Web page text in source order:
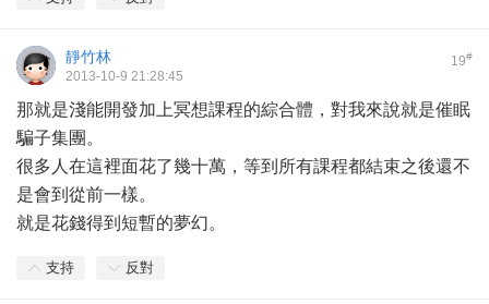
19#
靜竹林
2013-10-9 21:28:45
那就是淺能開發加上冥想課程的綜合體，對我來說就是催眠
騙子集團。
很多人在這裡面花了幾十萬，等到所有課程都結束之後還不
是會到從前一樣。
就是花錢得到短暫的夢幻。
支持 反對